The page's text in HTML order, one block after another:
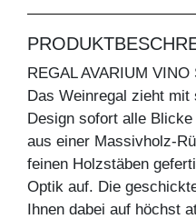
REGAL AVARIUM VINO
Das Weinregal zieht mit
Design sofort alle
aus einer Massivholz-
feinen Holzstäben
Optik auf. Die
Ihnen dabei auf höchst